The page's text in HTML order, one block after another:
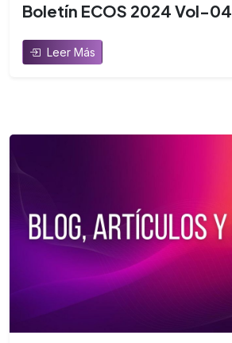
Boletín ECOS 2024 Vol-04
Leer Más